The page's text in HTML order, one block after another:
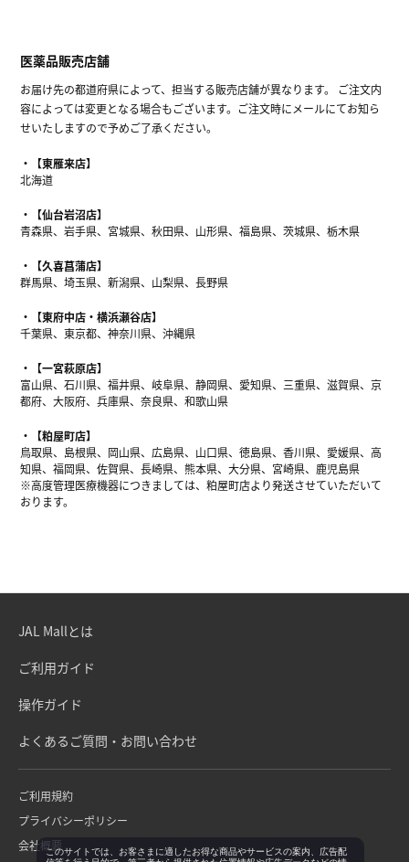
医薬品販売店舗
お届け先の都道府県によって、担当する販売店舗が異なります。 ご注文内
容によっては変更となる場合もございます。ご注文時にメールにてお知ら
せいたしますので予めご了承ください。
【東雁来店】
北海道
【仙台岩沼店】
青森県、岩手県、宮城県、秋田県、山形県、福島県、茨城県、栃木県
【久喜菖蒲店】
群馬県、埼玉県、新潟県、山梨県、長野県
【東府中店・横浜瀬谷店】
千葉県、東京都、神奈川県、沖縄県
【一宮萩原店】
富山県、石川県、福井県、岐阜県、静岡県、愛知県、三重県、滋賀県、京
都府、大阪府、兵庫県、奈良県、和歌山県
【粕屋町店】
鳥取県、島根県、岡山県、広島県、山口県、徳島県、香川県、愛媛県、高
知県、福岡県、佐賀県、長崎県、熊本県、大分県、宮崎県、鹿児島県
※高度管理医療機器につきましては、粕屋町店より発送させていただいて
おります。
JAL Mallとは
ご利用ガイド
操作ガイド
よくあるご質問・お問い合わせ
ご利用規約
プライバシーポリシー
会社概要このサイトでは、お客さまに適したお得な商品やサービスの案内、広告配